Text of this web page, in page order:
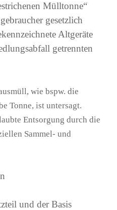
Mülltonne“
gesetzlich
Altgeräte
getrennten
wie bspw. die
Tonne, ist untersagt.
Entsorgung durch die
Sammel- und
und der Basis